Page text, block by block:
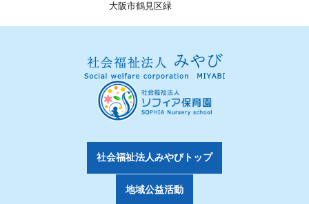
大阪市鶴見区緑
社会福祉法人みやびトップ
地域公益活動